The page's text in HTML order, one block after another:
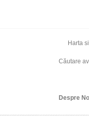
Harta
Căutare
Despre